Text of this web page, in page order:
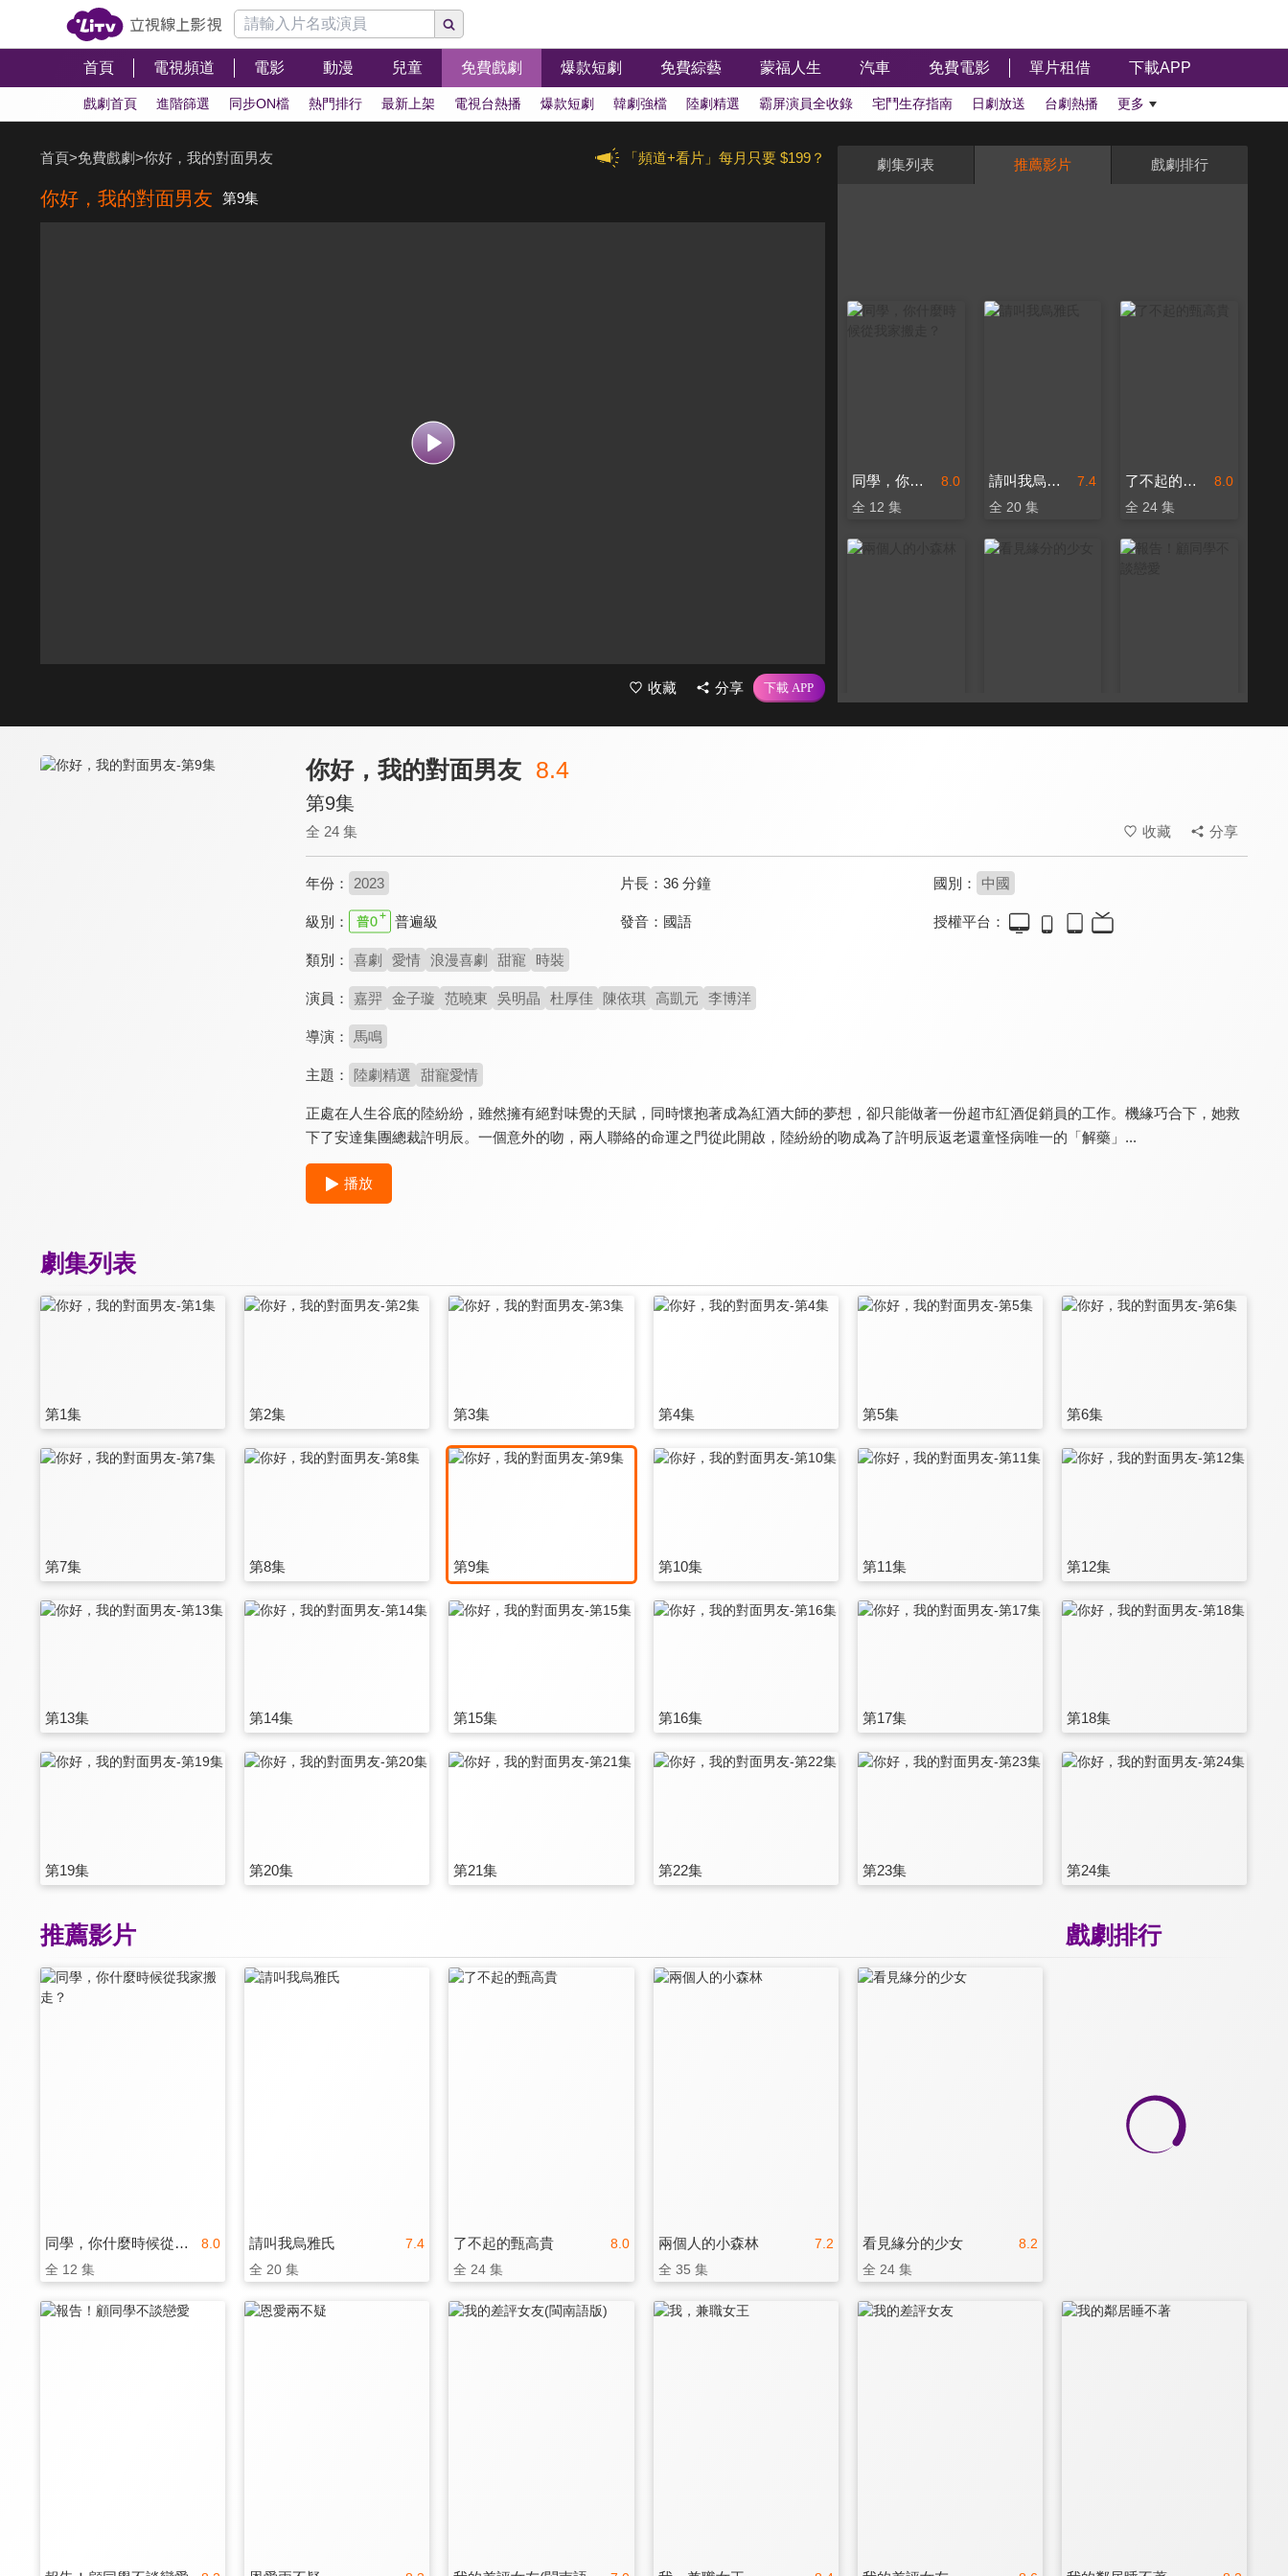
首頁 電視頻道 電影 動漫 兒童 免費戲劇 爆款短劇 免費綜藝 蒙福人生 汽車 免費電影 單片租借 下載APP
戲劇首頁 進階篩選 同步ON檔 熱門排行 最新上架 電視台熱播 爆款短劇 韓劇強檔 陸劇精選 霸屏演員全收錄 宅鬥生存指南 日劇放送 台劇熱播 更多
「頻道+看片」每月只要 $199？
首頁>免費戲劇>你好，我的對面男友
你好，我的對面男友 第9集
收藏 分享
劇集列表 推薦影片 戲劇排行
8.0
同學，你什麼時候從我家搬走？
全 12 集
7.4
請叫我烏雅氏
全 20 集
8.0
了不起的甄高貴
全 24 集
你好，我的對面男友 8.4
第9集
全 24 集 收藏 分享
年份： 2023 片長： 36 分鐘 國別： 中國
級別： 普遍級 發音： 國語 授權平台：
類別： 喜劇 愛情 浪漫喜劇 甜寵 時裝
演員： 嘉羿 金子璇 范曉東 吳明晶 杜厚佳 陳依琪 高凱元 李博洋
導演： 馬鳴
主題： 陸劇精選 甜寵愛情
正處在人生谷底的陸紛紛，雖然擁有絕對味覺的天賦，同時懷抱著成為紅酒大師的夢想，卻只能做著一份超市紅酒促銷員的工作。機緣巧合下，她救
下了安達集團總裁許明辰。一個意外的吻，兩人聯絡的命運之門從此開啟，陸紛紛的吻成為了許明辰返老還童怪病唯一的「解藥」...
播放
劇集列表
第1集 第2集 第3集 第4集 第5集 第6集
第7集 第8集 第9集 第10集 第11集 第12集
第13集 第14集 第15集 第16集 第17集 第18集
第19集 第20集 第21集 第22集 第23集 第24集
戲劇排行
推薦影片
8.0
同學，你什麼時候從我家搬走？
全 12 集
7.4
請叫我烏雅氏
全 20 集
8.0
了不起的甄高貴
全 24 集
7.2
兩個人的小森林
全 35 集
8.2
看見緣分的少女
全 24 集